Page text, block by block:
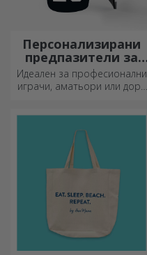
Персонализирани
предпазители за
футбол
Идеален за професионални
играчи, аматьори или дори